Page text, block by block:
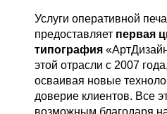
Услуги оперативной
предоставляет первая
типография
этой отрасли с 2007
осваивая новые
доверие клиентов. Все
возможным благодаря